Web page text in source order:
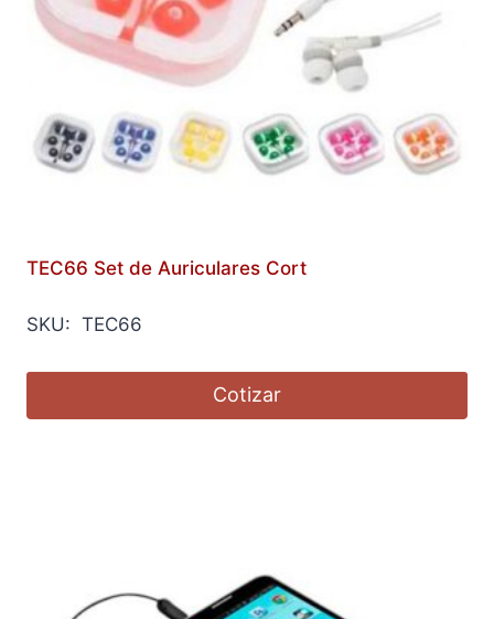
TEC66 Set de Auriculares Cort
SKU: TEC66
Cotizar